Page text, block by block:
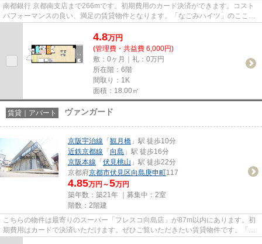
南都銀行 京都南支店まで266mです。初期費用のカード決済ができます。コスト
パフォーマンスの良い、満足の賃貸物件となります。「なごみハイツ」のここが
4.8万円
(管理費・共益費 6,000円)
敷：0ヶ月｜礼：0万円
所在階：6階
間取り：1K
面積：18.00㎡
賃貸｜アパート ヴァンガード
京阪宇治線 「 観月橋 」駅 徒歩10分
近鉄京都線 「 向島 」駅 徒歩16分
京阪本線 「 伏見桃山 」駅 徒歩22分
京都府京都市伏見区向島庚申町117
4.85万円～5万円
築年数：築21年 ｜募集中： 2室
階数：2階建
こちらの物件は最寄りのスーパー「フレスコ向島店」が87m以内にあります。初
期費用はカードで決済いただけます。ぜひご覧いただきたい賃貸物件です。「ヴ